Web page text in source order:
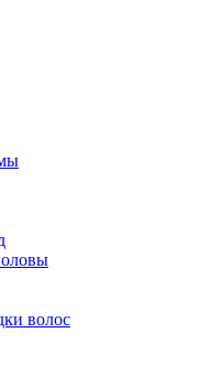
волос